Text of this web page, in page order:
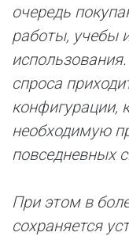
очередь
работы, учебы
спроса
конфигурации,
необходимую
повседневных
При этом в
сохраняется